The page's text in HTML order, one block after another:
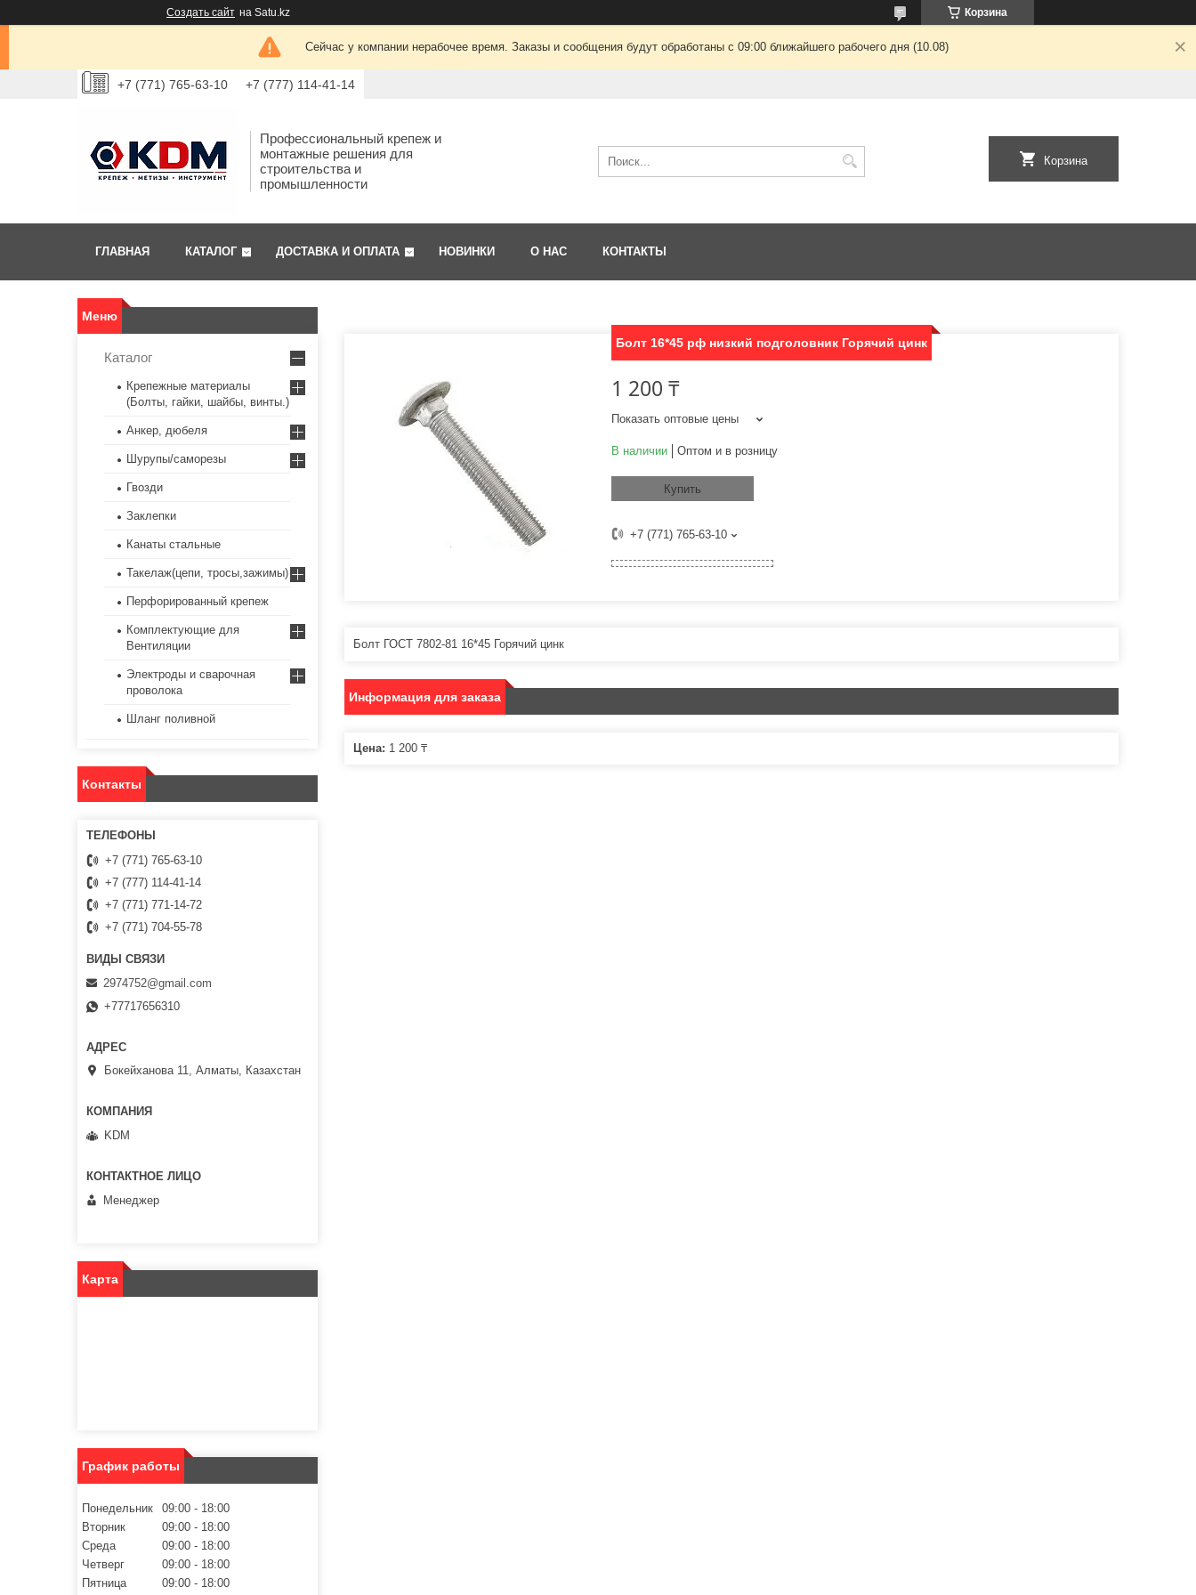
Создать сайт на Satu.kz Корзина
Сейчас у компании нерабочее время. Заказы и сообщения будут обработаны с 09:00 ближайшего рабочего дня (10.08)
+7 (771) 765-63-10 +7 (777) 114-41-14
Профессиональный крепеж и
монтажные решения для
строительства и
промышленности
Корзина
ГЛАВНАЯ КАТАЛОГ ДОСТАВКА И ОПЛАТА НОВИНКИ О НАС КОНТАКТЫ
Болт 16*45 рф низкий подголовник Горячий цинк
1 200 ₸
Показать оптовые цены
В наличии Оптом и в розницу
Купить
+7 (771) 765-63-10
Болт ГОСТ 7802-81 16*45 Горячий цинк
Информация для заказа
Цена: 1 200 ₸
Каталог
Крепежные материалы
(Болты, гайки, шайбы, винты.)
Анкер, дюбеля
Шурупы/саморезы
Гвозди
Заклепки
Канаты стальные
Такелаж(цепи, тросы,зажимы)
Перфорированный крепеж
Комплектующие для
Вентиляции
Электроды и сварочная
проволока
Шланг поливной
Контакты
+7 (771) 765-63-10
+7 (777) 114-41-14
+7 (771) 771-14-72
+7 (771) 704-55-78
2974752@gmail.com
+77717656310
Бокейханова 11, Алматы, Казахстан
KDM
Менеджер
Карта
График работы
Понедельник 09:00
18:00
Вторник
09:00
18:00
Среда
09:00
18:00
Четверг
09:00
18:00
Пятница
09:00
18:00